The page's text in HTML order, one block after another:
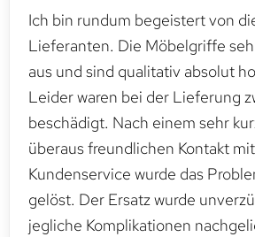
Ich bin rundum begeistert von
Lieferanten. Die Möbelgriffe
aus und sind qualitativ absolut
Leider waren bei der Lieferung
beschädigt. Nach einem sehr
überaus freundlichen Kontakt
Kundenservice wurde das
gelöst. Der Ersatz wurde
jegliche Komplikationen